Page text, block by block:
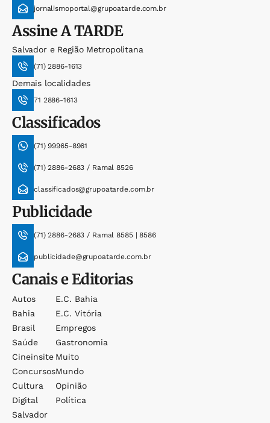
jornalismoportal@grupoatarde.com.br
AssineA TARDE
Salvador e Região Metropolitana
(71) 2886-1613
Demais localidades
71 2886-1613
Classificados
(71) 99965-8961
(71) 2886-2683 / Ramal 8526
classificados@grupoatarde.com.br
Publicidade
(71) 2886-2683 / Ramal 8585 | 8586
publicidade@grupoatarde.com.br
Canais e Editorias
Autos
Bahia
Brasil
Saúde
Cineinsite
Concursos
Cultura
Digital
Salvador
E.c. Bahia
E.c. Vitória
Empregos
Gastronomia
Muito
Mundo
Opinião
Política